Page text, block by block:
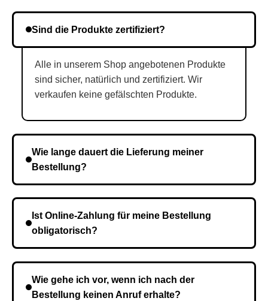
Sind die Produkte zertifiziert?
Alle in unserem Shop angebotenen Produkte
sind sicher, natürlich und zertifiziert. Wir
verkaufen keine gefälschten Produkte.
Wie lange dauert die Lieferung meiner
Bestellung?
Kurierdienst und die Zeit hängt davon ab.
Ist Online-Zahlung für meine Bestellung
obligatorisch?
Wie gehe ich vor, wenn ich nach der
Bestellung keinen Anruf erhalte?